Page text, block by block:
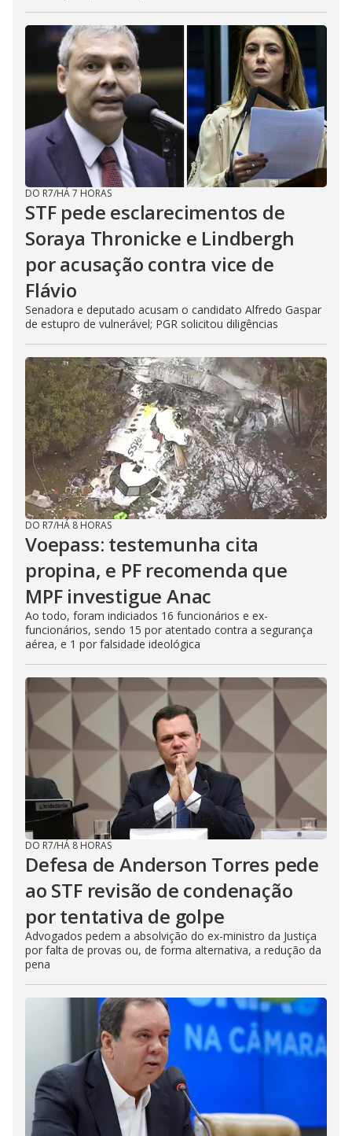
DO R7/HÁ 7 HORAS
STF pede esclarecimentos de
Soraya Thronicke e Lindbergh
por acusação contra vice de
Flávio
Senadora e deputado acusam o candidato Alfredo Gaspar
de estupro de vulnerável; PGR solicitou diligências
DO R7/HÁ 8 HORAS
Voepass: testemunha cita
propina, e PF recomenda que
MPF investigue Anac
Ao todo, foram indiciados 16 funcionários e ex-
funcionários, sendo 15 por atentado contra a segurança
aérea, e 1 por falsidade ideológica
DO R7/HÁ 8 HORAS
Defesa de Anderson Torres pede
ao STF revisão de condenação
por tentativa de golpe
Advogados pedem a absolvição do ex-ministro da Justiça
por falta de provas ou, de forma alternativa, a redução da
pena